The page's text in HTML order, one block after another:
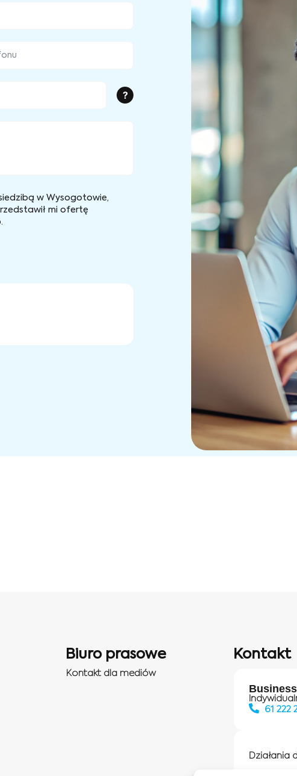
?
w Wysogotowie,
mi ofertę
Biuro prasowe
Kontakt dla mediów
Kontakt
61 222
Działania